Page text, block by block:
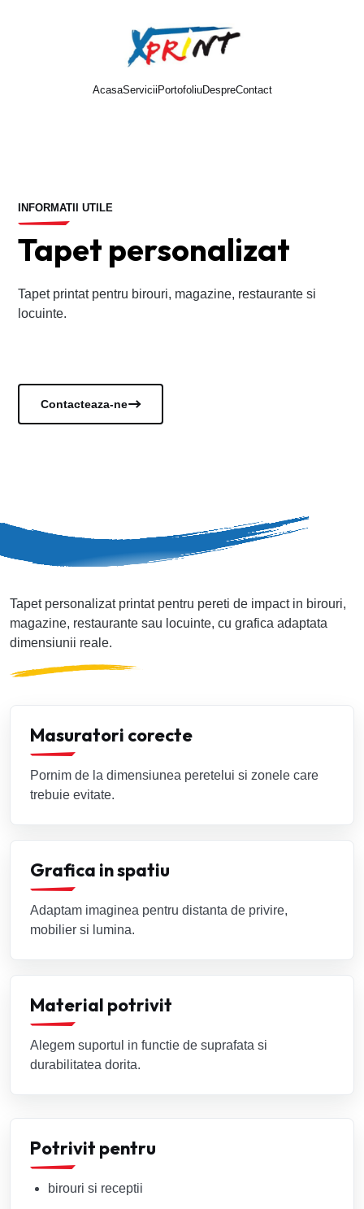
AcasaServicii PortofoliuDespreContact
INFORMATII UTILE
Tapet personalizat
Tapet printat pentru birouri, magazine, restaurante si
locuinte.
Contacteaza-ne
Tapet personalizat printat pentru pereti de impact in birouri,
magazine, restaurante sau locuinte, cu grafica adaptata
dimensiunii reale.
Masuratori corecte
Pornim de la dimensiunea peretelui si zonele care
trebuie evitate.
Grafica in spatiu
Adaptam imaginea pentru distanta de privire,
mobilier si lumina.
Material potrivit
Alegem suportul in functie de suprafata si
durabilitatea dorita.
Potrivit pentru
birouri si receptii